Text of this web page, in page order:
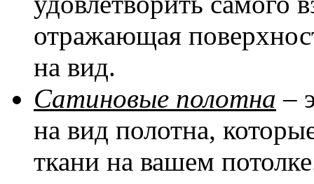
отражающая
на вид.
Сатиновые полотна –
на вид полотна,
ткани на вашем